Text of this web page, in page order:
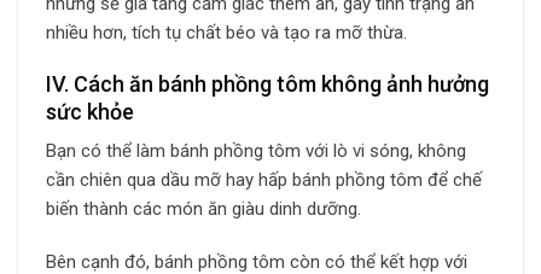
nhiều hơn, tích tụ chất béo và tạo ra mỡ thừa.
IV. Cách ăn bánh phồng tôm không ảnh hưởng
sức khỏe
Bạn có thể làm bánh phồng tôm với lò vi sóng, không
cần chiên qua dầu mỡ hay hấp bánh phồng tôm để chế
biến thành các món ăn giàu dinh dưỡng.
Bên cạnh đó, bánh phồng tôm còn có thể kết hợp với